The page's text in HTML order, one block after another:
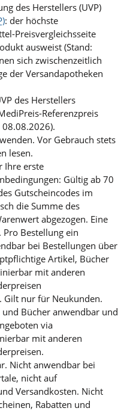
des Herstellers (UVP)
: der höchste
Preisvergleichsseite
ausweist (Stand:
sich zwischenzeitlich
der Versandapotheken
des Herstellers
Referenzpreis
08.08.2026).
Vor Gebrauch stets
lesen.
Ihre erste
Gültig ab 70
Gutscheincodes im
die Summe des
abgezogen. Eine
Bestellung ein
bei Bestellungen über
Artikel, Bücher
mit anderen
Gilt nur für Neukunden.
Bücher anwendbar und
via
mit anderen
Nicht anwendbar bei
nicht auf
Versandkosten. Nicht
Rabatten und